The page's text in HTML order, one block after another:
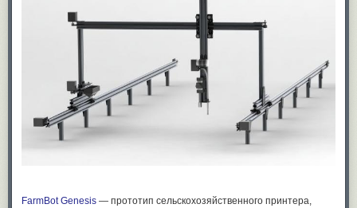
FarmBot Genesis — прототип сельскохозяйственного принтера,